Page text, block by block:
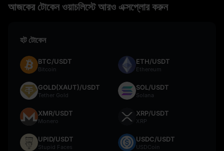
আজকের টোকেন ওয়াচলিস্টে আরও এক্সপ্লোর করুন
হট টোকেন
BTC/USDT
Bitcoin
ETH/USDT
Ethereum
GOLD(XAUT)/USDT
Tether Gold
SOL/USDT
Solana
XMR/USDT
Monero
XRP/USDT
XRP
UPID/USDT
Stupid Faces
USDC/USDT
USDCoin